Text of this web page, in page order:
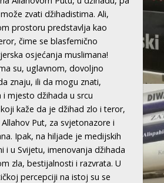
zvati džihadistima. Ali,
prostoru predstavlja kao
čime se blasfemično
osjećanja muslimana!
su, uglavnom, dovoljno
znaju, ili da mogu znati,
i mjesto džihada u srcu
kaže da je džihad zlo i teror,
Put, za svjetonazore i
Ipak, na hiljade je medijskih
i u Svijetu, imenovanja džihada
zla, bestijalnosti i razvrata. U
percepciji na istoj su se